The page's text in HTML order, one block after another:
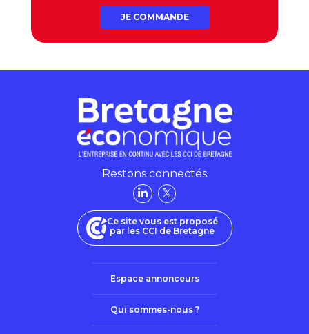
JE COMMANDE
Restons connectés
Ce site vous est proposé
par les CCI de Bretagne
Espace annonceurs
Qui sommes-nous ?